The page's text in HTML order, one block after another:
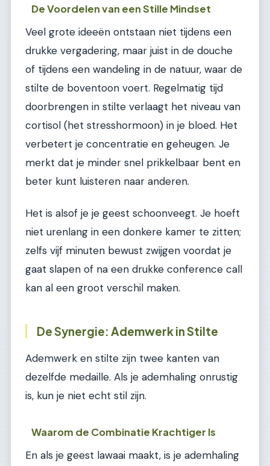
De Voordelen van een Stille Mindset
Veel grote ideeën ontstaan niet tijdens een
drukke vergadering, maar juist in de douche
of tijdens een wandeling in de natuur, waar de
stilte de boventoon voert. Regelmatig tijd
doorbrengen in stilte verlaagt het niveau van
cortisol (het stresshormoon) in je bloed. Het
verbetert je concentratie en geheugen. Je
merkt dat je minder snel prikkelbaar bent en
beter kunt luisteren naar anderen.
Het is alsof je je geest schoonveegt. Je hoeft
niet urenlang in een donkere kamer te zitten;
zelfs vijf minuten bewust zwijgen voordat je
gaat slapen of na een drukke conference call
kan al een groot verschil maken.
De Synergie: Ademwerk in Stilte
Ademwerk en stilte zijn twee kanten van
dezelfde medaille. Als je ademhaling onrustig
is, kun je niet echt stil zijn.
Waarom de Combinatie Krachtiger Is
En als je geest lawaai maakt, is je ademhaling